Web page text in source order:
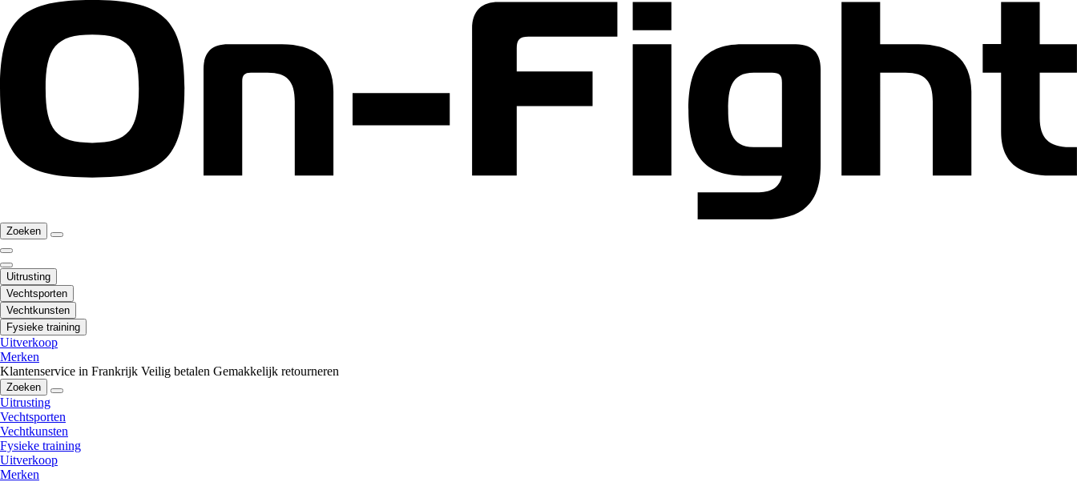
Zoeken
Uitrusting
Vechtsporten
Vechtkunsten
Fysieke training
Uitverkoop
Merken
Klantenservice in Frankrijk Veilig betalen Gemakkelijk retourneren
Zoeken
Uitrusting
Vechtsporten
Vechtkunsten
Fysieke training
Uitverkoop
Merken